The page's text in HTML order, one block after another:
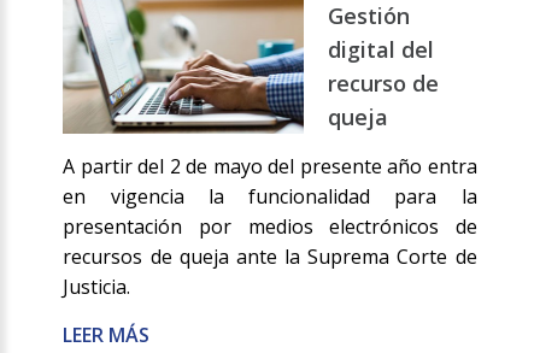
Gestión
digital del
recurso de
queja
A partir del 2 de mayo del presente año entra
en vigencia la funcionalidad para la
presentación por medios electrónicos de
recursos de queja ante la Suprema Corte de
Justicia.
LEER MÁS